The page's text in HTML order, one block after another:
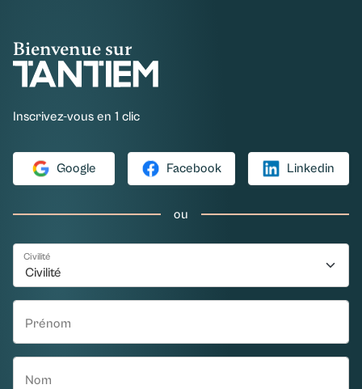
Bienvenue sur
Inscrivez-vous en 1 clic
Google Facebook Linkedin
ou
Civilité
Prénom
Nom